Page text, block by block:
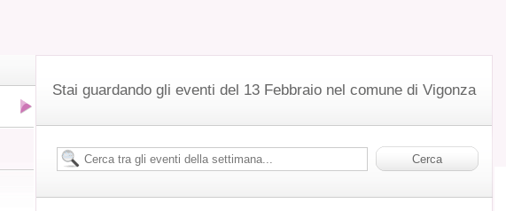
Stai guardando gli eventi del 13 Febbraio nel comune di Vigonza